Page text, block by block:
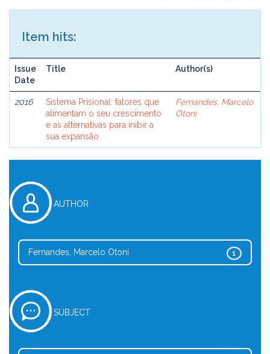
Item hits:
Issue
Date
Title Author(s)
2016
Sistema Prisional: fatores que
alimentam o seu crescimento
e as alternativas para inibir a
sua expansão
Fernandes, Marcelo
Otoni
AUTHOR
1
Fernandes, Marcelo Otoni
SUBJECT